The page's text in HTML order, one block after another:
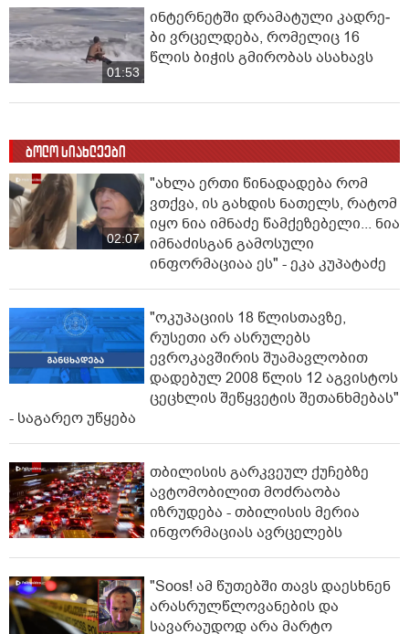
01:53
ინ­ტერ­ნეტ­ში დრა­მა­ტუ­ლი კად­რე­
ბი ვრცელდება, რომელიც 16
წლის ბიჭის გმირობას ასახავს
ბოლო სიახლეები
02:07
"ახლა ერთი წინადადება რომ
ვთქვა, ის გახდის ნათელს, რატომ
იყო ნია იმნაძე წამქეზებელი... ნია
იმნაძისგან გამოსული
ინფორმაციაა ეს" - ეკა კუპატაძე
"ოკუპაციის 18 წლისთავზე,
რუსეთი არ ასრულებს
ევროკავშირის შუამავლობით
დადებულ 2008 წლის 12 აგვისტოს
ცეცხლის შეწყვეტის შეთანხმებას"
- საგარეო უწყება
თბილისის გარკვეულ ქუჩებზე
ავტომობილით მოძრაობა
იზრუდება - თბილისის მერია
ინფორმაციას ავრცელებს
"Soos! ამ წუთებში თავს დაესხნენ
არასრულწლოვანების და
სავარაუდოდ არა მარტო